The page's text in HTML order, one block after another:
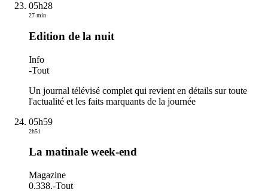
05h28
27 min
Edition de la nuit
Info
-Tout
Un journal télévisé complet qui revient en détails sur toute
l'actualité et les faits marquants de la journée
05h59
2h51
La matinale week-end
Magazine
0.338.-Tout